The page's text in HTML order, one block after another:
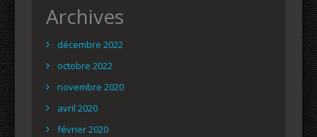
Archives
décembre 2022
octobre 2022
novembre 2020
avril 2020
février 2020